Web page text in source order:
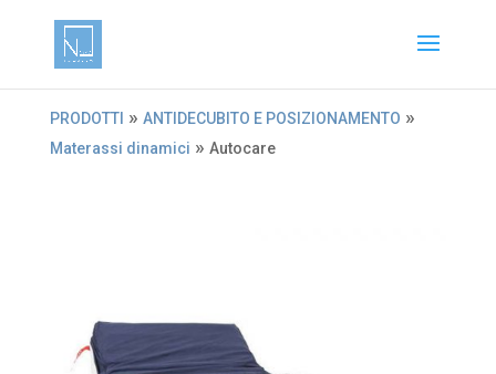
PRODOTTI » ANTIDECUBITO E POSIZIONAMENTO »
Materassi dinamici » Autocare